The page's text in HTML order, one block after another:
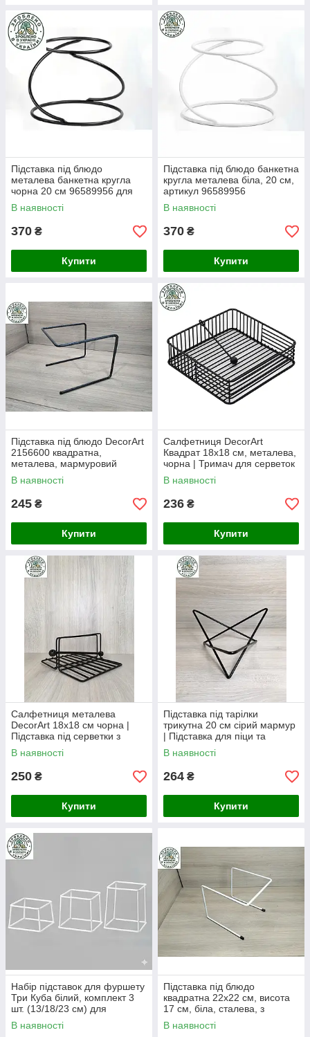
Підставка під блюдо
металева банкетна кругла
чорна 20 см 96589956 для
багатоярусної подачі
В наявності
370 ₴
Купити
Підставка під блюдо банкетна
кругла металева біла, 20 см,
артикул 96589956
В наявності
370 ₴
Купити
Підставка під блюдо DecorArt
2156600 квадратна,
металева, мармуровий
ефект, 22х22 см
В наявності
245 ₴
Купити
Салфетниця DecorArt
Квадрат 18х18 см, металева,
чорна | Тримач для серветок
настільний
В наявності
236 ₴
Купити
Салфетниця металева
DecorArt 18х18 см чорна |
Підставка під серветки з
металу | Аксесуар для
сервірування
В наявності
250 ₴
Купити
Підставка під тарілки
трикутна 20 см сірий мармур
| Підставка для піци та
закусок | арт. 56987461
В наявності
264 ₴
Купити
Набір підставок для фуршету
Три Куба білий, комплект 3
шт. (13/18/23 см) для
кейтерингу, закусок, тортів,
4896496
В наявності
Підставка під блюдо
квадратна 22х22 см, висота
17 см, біла, сталева, з
антиковзким покриттям |
Артикул 2156599
В наявності